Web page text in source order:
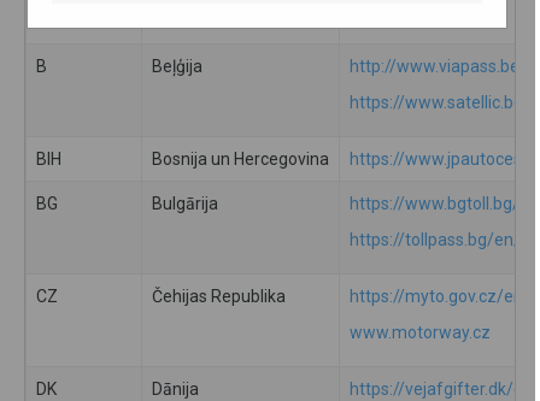
B Beļģija
http://www.viapass.be/
https://www.satellic.be
BIH Bosnija un Hercegovina https://
BG Bulgārija
https://www.bgtoll.bg/
https://tollpass.bg/en/
CZ Čehijas Republika
https://myto.gov.cz/en
www.motorway.cz
DK Dānija https://vejafgifter.dk/en/